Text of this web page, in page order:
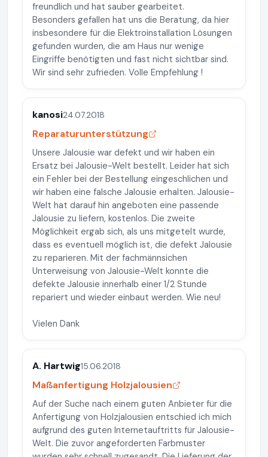
freundlich und hat sauber gearbeitet.
Besonders gefallen hat uns die Beratung, da hier
insbesondere für die Elektroinstallation Lösungen
gefunden wurden, die am Haus nur wenige
Eingriffe benötigten und fast nicht sichtbar sind.
Wir sind sehr zufrieden. Volle Empfehlung !
kanosi24.07.2018
Reparaturunterstützung
Unsere Jalousie war defekt und wir haben ein
Ersatz bei Jalousie-Welt bestellt. Leider hat sich
ein Fehler bei der Bestellung eingeschlichen und
wir haben eine falsche Jalousie erhalten. Jalousie-
Welt hat darauf hin angeboten eine passende
Jalousie zu liefern, kostenlos. Die zweite
Möglichkeit ergab sich, als uns mitgetelt wurde,
dass es eventuell möglich ist, die defekt Jalousie
zu reparieren. Mit der fachmännsichen
Unterweisung von Jalousie-Welt konnte die
defekte Jalousie innerhalb einer 1/2 Stunde
repariert und wieder einbaut werden. Wie neu!
Vielen Dank
A. Hartwig15.06.2018
Maßanfertigung Holzjalousien
Auf der Suche nach einem guten Anbieter für die
Anfertigung von Holzjalousien entschied ich mich
aufgrund des guten Internetauftritts für Jalousie-
Welt. Die zuvor angeforderten Farbmuster